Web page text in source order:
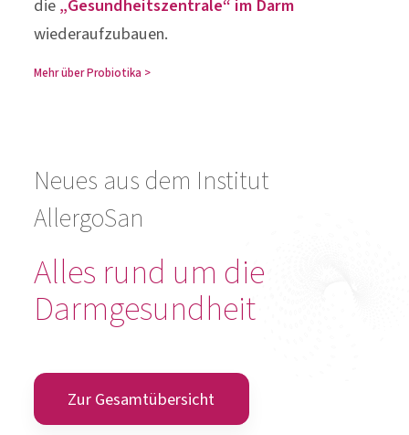
die„Gesundheitszentrale“ im Darm
wiederaufzubauen.
Mehr über Probiotika >
Neues aus dem Institut
AllergoSan
Alles rund um die
Darmgesundheit
Zur Gesamtübersicht